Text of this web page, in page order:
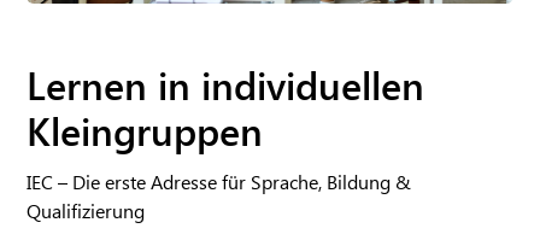
Lernen in individuellen
Kleingruppen
IEC – Die erste Adresse für Sprache, Bildung &
Qualifizierung